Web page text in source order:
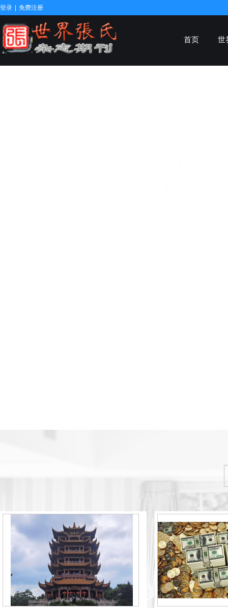
首页 世
登录 免费注册
￥398
金永恒真品古钱币收藏清朝
铜元户部